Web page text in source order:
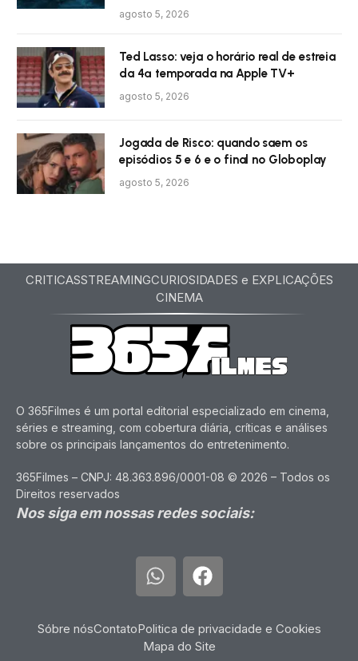
agosto 5, 2026
Ted Lasso: veja o horário real de estreia
da 4ª temporada na Apple TV+
agosto 5, 2026
Jogada de Risco: quando saem os
episódios 5 e 6 e o final no Globoplay
agosto 5, 2026
CRITICASSTREAMINGCURIOSIDADES e EXPLICAÇÕES
CINEMA
O 365Filmes é um portal editorial especializado em cinema,
séries e streaming, com cobertura diária, críticas e análises
sobre os principais lançamentos do entretenimento.
365Filmes – CNPJ: 48.363.896/0001-08 © 2026 – Todos os
Direitos reservados
Nos siga em nossas redes sociais:
Sóbre nósContatoPolitica de privacidade e Cookies
Mapa do Site